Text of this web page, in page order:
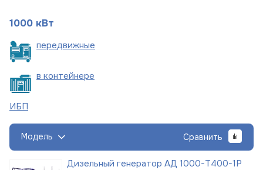
1000 кВт
передвижные
в контейнере
ИБП
Модель Сравнить
Дизельный генератор АД 1000-Т400-1Р